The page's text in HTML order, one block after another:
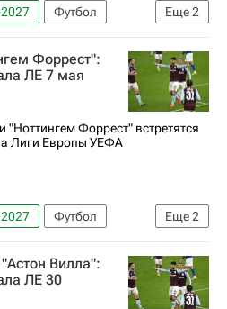
Еще2
Футбол
Форрест":
ЛЕ 7 мая
"Ноттингем Форрест" встретятся
Лиги Европы УЕФА
Еще2
Футбол
Форест
Вилла":
ЛЕ 30